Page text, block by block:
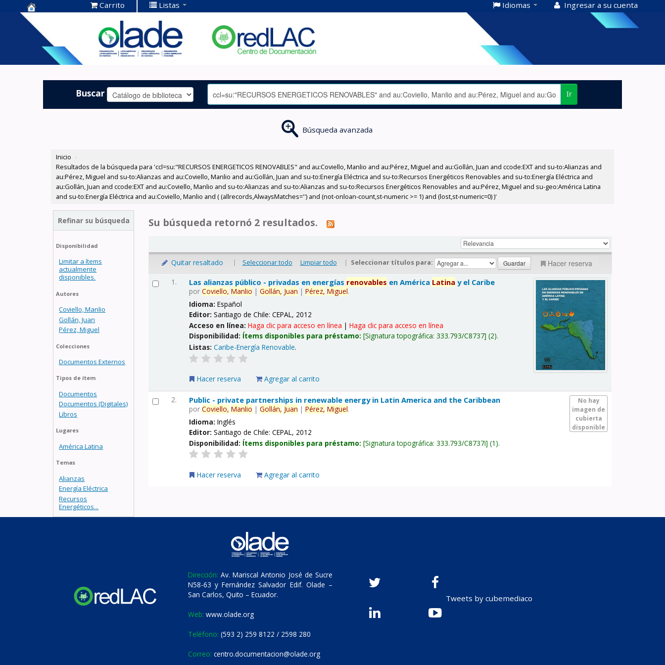
Centro de
Documentación
OLADE -
Carrito Listas Idiomas Ingresar a su cuenta
Buscar Ir
Búsqueda avanzada
Inicio ›
Resultados de la búsqueda para 'ccl=su:"RECURSOS ENERGETICOS RENOVABLES" and au:Coviello, Manlio and au:Pérez, Miguel and au:Gollán, Juan and ccode:EXT and su-to:Alianzas and
au:Pérez, Miguel and su-to:Alianzas and au:Coviello, Manlio and au:Gollán, Juan and su-to:Energía Eléctrica and su-to:Recursos Energéticos Renovables and su-to:Energía Eléctrica and
au:Gollán, Juan and ccode:EXT and au:Coviello, Manlio and su-to:Alianzas and su-to:Alianzas and su-to:Recursos Energéticos Renovables and au:Pérez, Miguel and su-geo:América Latina
and su-to:Energía Eléctrica and au:Coviello, Manlio and ( (allrecords,AlwaysMatches='') and (not-onloan-count,st-numeric >= 1) and (lost,st-numeric=0) )'
Refinar su búsqueda
Disponibilidad
Limitar a ítems
actualmente
disponibles.
Autores
Coviello, Manlio
Gollán, Juan
Pérez, Miguel
Colecciones
Documentos Externos
Tipos de ítem
Documentos
Documentos (Digitales)
Libros
Lugares
América Latina
Temas
Alianzas
Energía Eléctrica
Recursos
Energéticos...
Su búsqueda retornó 2 resultados.
Quitar resaltado | Seleccionar todo Limpiar todo | Seleccionar títulos para: Hacer reserva
1. Las alianzas público - privadas en energías renovables en América Latina y el Caribe
porCoviello, Manlio |Gollán, Juan |Pérez, Miguel.
Idioma:Español
Editor:Santiago de Chile: CEPAL, 2012
Acceso en línea:Haga clic para acceso en línea |Haga clic para acceso en línea
Disponibilidad: Ítems disponibles para préstamo: Signatura topográfica:333.793/C8737 (2).
Listas: Caribe-Energía Renovable.
Hacer reserva Agregar al carrito
2.
No hay
imagen de
cubierta
disponible
Public - private partnerships in renewable energy in Latin America and the Caribbean
porCoviello, Manlio |Gollán, Juan |Pérez, Miguel.
Idioma:Inglés
Editor:Santiago de Chile: CEPAL, 2012
Disponibilidad: Ítems disponibles para préstamo: Signatura topográfica:333.793/C8737i (1).
Hacer reserva Agregar al carrito
Dirección: Av. Mariscal Antonio José de Sucre
N58-63 y Fernández Salvador Edif. Olade –
San Carlos, Quito – Ecuador.
Web: www.olade.org
Teléfono: (593 2) 259 8122 / 2598 280
Correo: centro.documentacion@olade.org
Tweets by cubemediaco